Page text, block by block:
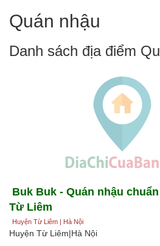
Quán nhậu
Danh sách địa điểm
Buk Buk - Quán nhậu
Từ Liêm
Huyện Từ Liêm | Hà Nội
Huyện Từ Liêm|Hà Nội